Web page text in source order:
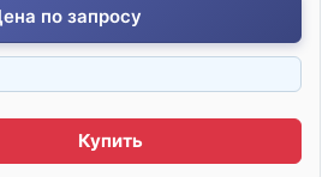
по запросу
Купить